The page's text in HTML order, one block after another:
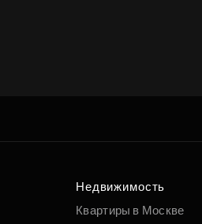
Недвижимость
Квартиры в Москве